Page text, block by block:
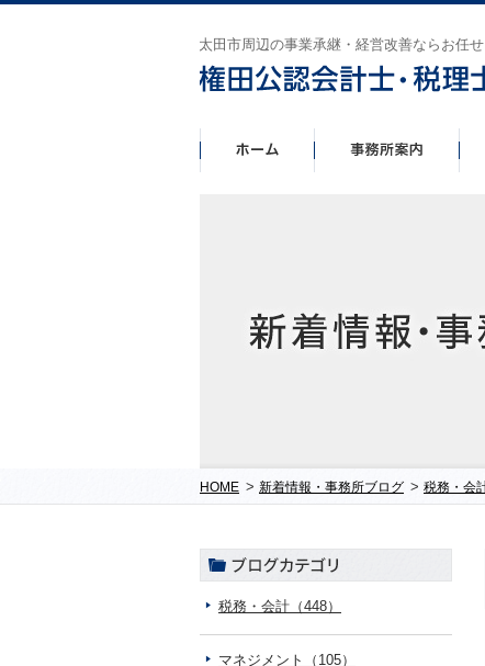
太田市周辺の事業承継・経営改善ならお任せ
HOME > 新着情報・事務所ブログ > 税務・会
税務・会計（448）
マネジメント（105）